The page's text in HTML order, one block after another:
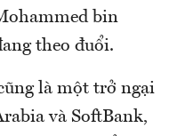
bin
theo đuổi.
là một trở ngại
và SoftBank,